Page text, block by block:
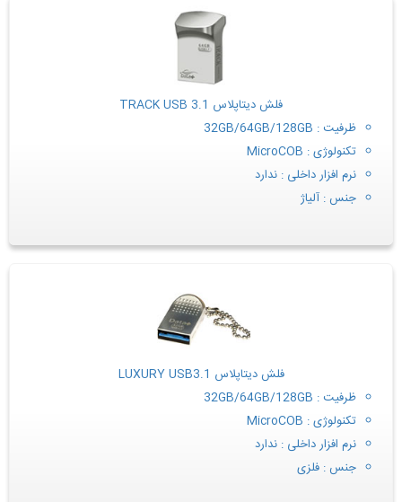
فلش دیتاپلاس TRACK USB 3.1
ظرفیت : 32GB/64GB/128GB
تکنولوژی : MicroCOB
نرم افزار داخلی : ندارد
جنس : آلیاژ
فلش دیتاپلاس LUXURY USB3.1
ظرفیت : 32GB/64GB/128GB
تکنولوژی : MicroCOB
نرم افزار داخلی : ندارد
جنس : فلزی